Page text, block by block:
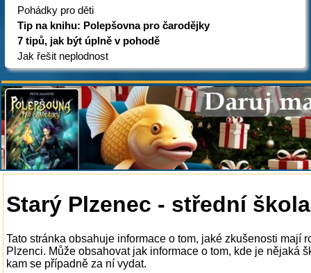
Pohádky pro děti
Tip na knihu: Polepšovna pro čarodějky
7 tipů, jak být úplně v pohodě
Jak řešit neplodnost
Starý Plzenec - střední škola
Tato stránka obsahuje informace o tom, jaké zkušenosti mají
Plzenci. Může obsahovat jak informace o tom, kde je nějaká
kam se případně za ní vydat.